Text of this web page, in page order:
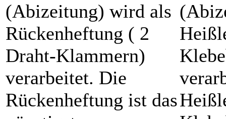
(Abizeitung) wird als
Rückenheftung ( 2
Draht-Klammern)
verarbeitet. Die
Rückenheftung ist das